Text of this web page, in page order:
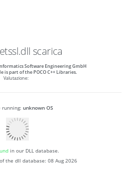
scarica
Software Engineering GmbH
is part of the POCO C++ Libraries.
Valutazione:
running: unknown OS
in our DLL database.
the dll database: 08 Aug 2026